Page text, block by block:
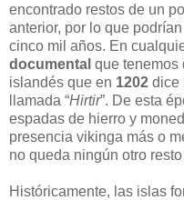
encontrado restos de un
anterior, por lo que
cinco mil años. En
documental que tenemos
islandés que en 1202 dice
llamada “Hirtir”. De esta
espadas de hierro y
presencia vikinga más o
no queda ningún otro
Históricamente, las islas